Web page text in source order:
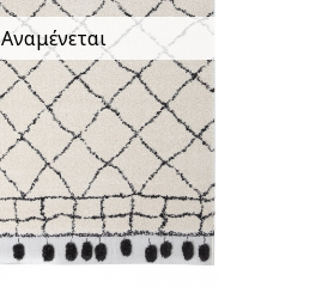
Αναμένεται